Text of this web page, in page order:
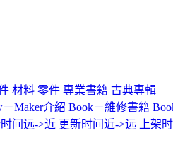
材料 零件 專業書籍 古典專輯
Maker介紹 Book－維修書籍
间远->近 更新时间近->远 上架